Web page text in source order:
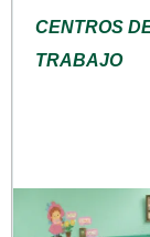
CENTROS
TRABAJO